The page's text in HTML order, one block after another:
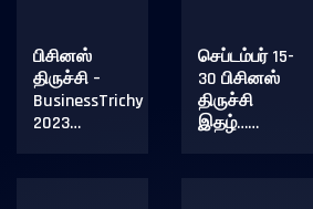
பிசினஸ்
திருச்சி –
BusinessTrichy
2023…
செப்டம்பர் 15-
30 பிசினஸ்
திருச்சி
இதழ்……